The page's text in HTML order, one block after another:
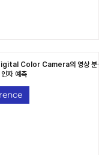
Color Camera의 영상 분석
자 예측